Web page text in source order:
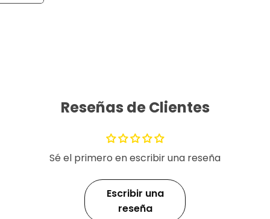
Reseñas de Clientes
Sé el primero en escribir una reseña
Escribir una
reseña